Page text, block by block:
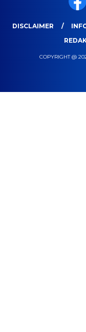
DISCLAIMER
COPYRIGHT @